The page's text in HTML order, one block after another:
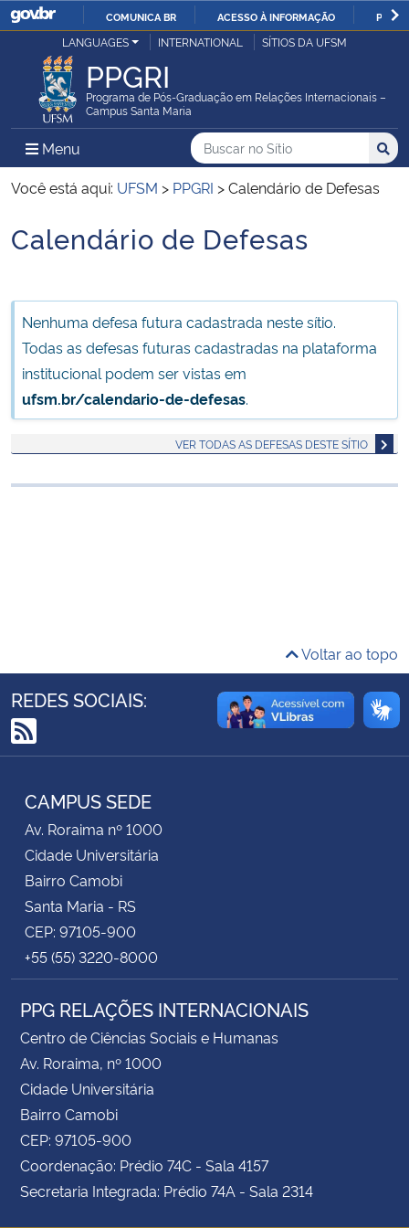
IR
O
COMUNICA BR ACESSO À INFORMAÇÃO
Ministério da Justiça e Segurança Pública
Ministério da Defesa
Ministério das Relações Exteriores
Ministério da Economia
Ministério da Agricultura, Pecuária e Abastecimento
Ministério da Educação
Ministério da Cidadania
Ministério do Desenvolvimento Regional
Ministério da Mulher, da Família e dos Direitos Humanos
Secretaria-Geral
Secretaria de Governo
Gabinete de Segurança Institucional
Advocacia-Geral da União
LANGUAGES INTERNATIONAL SÍTIOS DA UFSM
PPGRI
Programa de Pós-Graduação em Relações Internacionais –
Campus Santa Maria
Menu Menu Principal do Sítio
Busca
Buscar no no Sítio
Busca:
Você está aqui: UFSM > PPGRI >Calendário de Defesas
Início do conteúdo
Calendário de Defesas
Nenhuma defesa futura cadastrada neste sítio.
Todas as defesas futuras cadastradas na plataforma
institucional podem ser vistas em
ufsm.br/calendario-de-defesas.
VER TODAS AS DEFESAS DESTE SÍTIO
Voltar ao topo
REDES SOCIAIS:
RSS
CAMPUS SEDE
Av. Roraima nº 1000
Cidade Universitária
Bairro Camobi
Santa Maria - RS
CEP: 97105-900
+55 (55) 3220-8000
PPG RELAÇÕES INTERNACIONAIS
Centro de Ciências Sociais e Humanas
Av. Roraima, nº 1000
Cidade Universitária
Bairro Camobi
CEP: 97105-900
Coordenação: Prédio 74C - Sala 4157
Secretaria Integrada: Prédio 74A - Sala 2314